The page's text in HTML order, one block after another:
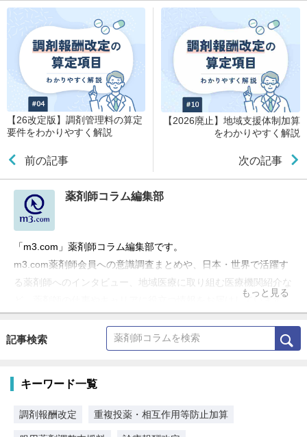
【26改定版】調剤管理料の算定
要件をわかりやすく解説
前の記事
【2026廃止】地域支援体制加算
をわかりやすく解説
次の記事
薬剤師コラム編集部
「m3.com」薬剤師コラム編集部です。
m3.com薬剤師会員への意識調査まとめや、日本・世界で活躍す
る薬剤師へのインタビュー、地域医療に取り組む医療機関紹介な
ど、薬剤師の仕事やキャリアに役立つ情報をお届けしています。
もっと見る
記事検索
キーワード一覧
調剤報酬改定 重複投薬・相互作用等防止加算